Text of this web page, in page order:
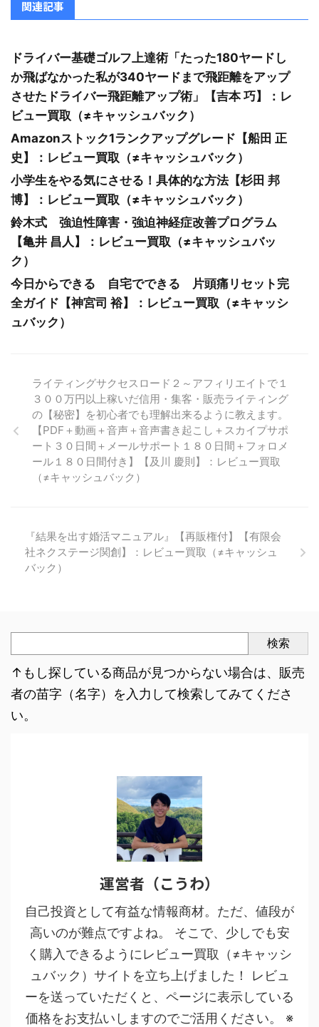
関連記事
ドライバー基礎ゴルフ上達術「たった180ヤードし
か飛ばなかった私が340ヤードまで飛距離をアップ
させたドライバー飛距離アップ術」【吉本 巧】：レ
ビュー買取（≠キャッシュバック）
Amazonストック1ランクアップグレード【船田 正
史】：レビュー買取（≠キャッシュバック）
小学生をやる気にさせる！具体的な方法【杉田 邦
博】：レビュー買取（≠キャッシュバック）
鈴木式 強迫性障害・強迫神経症改善プログラム
【亀井 昌人】：レビュー買取（≠キャッシュバッ
ク）
今日からできる 自宅でできる 片頭痛リセット完
全ガイド【神宮司 裕】：レビュー買取（≠キャッシ
ュバック）
ライティングサクセスロード２～アフィリエイトで１
３００万円以上稼いだ信用・集客・販売ライティング
の【秘密】を初心者でも理解出来るように教えます。
【PDF＋動画＋音声＋音声書き起こし＋スカイプサポ
ート３０日間＋メールサポート１８０日間＋フォロメ
ール１８０日間付き】【及川 慶則】：レビュー買取
（≠キャッシュバック）
『結果を出す婚活マニュアル』【再販権付】【有限会
社ネクステージ関創】：レビュー買取（≠キャッシュ
バック）
検索
↑もし探している商品が見つからない場合は、販売
者の苗字（名字）を入力して検索してみてくださ
い。
運営者（こうわ）
自己投資として有益な情報商材。ただ、値段が
高いのが難点ですよね。 そこで、少しでも安
く購入できるようにレビュー買取（≠キャッシ
ュバック）サイトを立ち上げました！ レビュ
ーを送っていただくと、ページに表示している
価格をお支払いしますのでご活用ください。 ※